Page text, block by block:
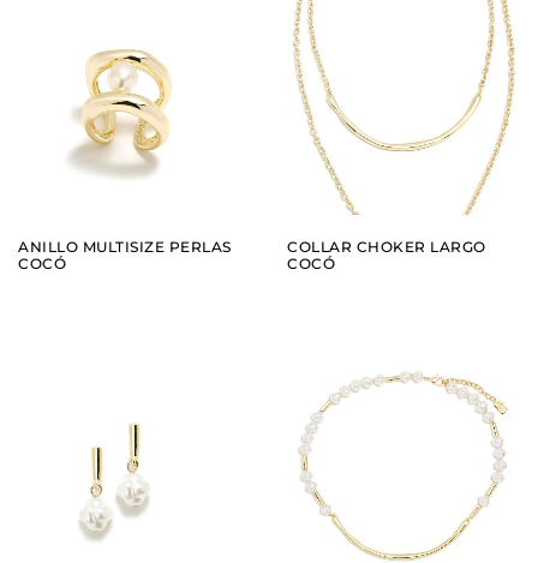
VER AÑADIR
ANILLO MULTISIZE PERLAS
COCÓ
COLLAR CHOKER LARGO
COCÓ
VER AÑADIR